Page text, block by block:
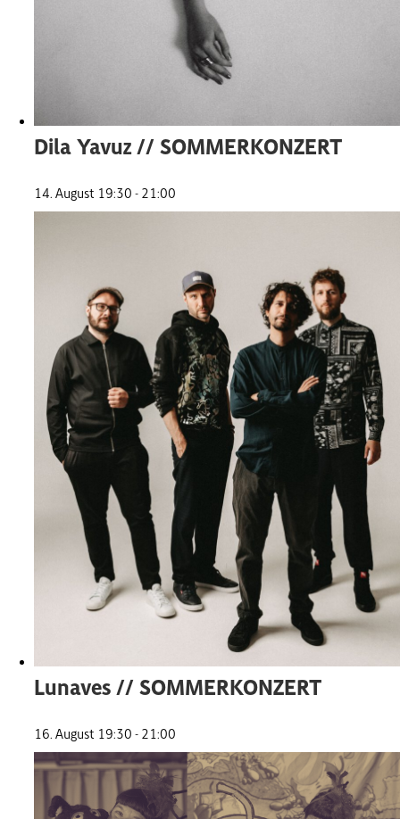
Dila Yavuz // SOMMERKONZERT
14. August 19:30 - 21:00
Lunaves // SOMMERKONZERT
16. August 19:30 - 21:00